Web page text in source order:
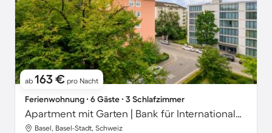
ab 163 € pro Nacht
Ferienwohnung ∙ 6 Gäste ∙ 3 Schlafzimmer
Apartment mit Garten | Bank für Internationalen Zahlungsausgleich-Nähe
Basel, Basel-Stadt, Schweiz